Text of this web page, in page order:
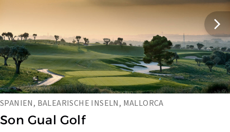
SPANIEN, BALEARISCHE INSELN, MALLORCA
Son Gual Golf